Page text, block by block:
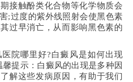
接触酚类化合物等化学物质会
;过度的紫外线照射会使黑色素
过早消亡，从而影响黑色素的
哪里好?白癜风是如何出现
馨提示：白癜风的出现是多种因
解这些发病原因，有助于我们